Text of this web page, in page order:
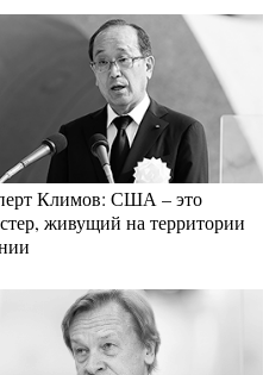
Климов: США – это
живущий на территории